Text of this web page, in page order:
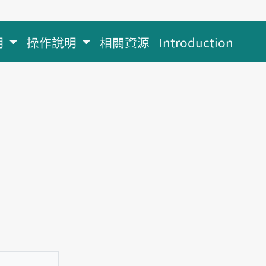
操作說明 相關資源 Introduction